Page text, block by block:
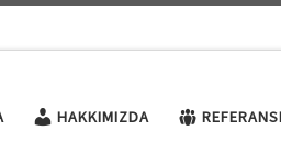
HAKKIMIZDA